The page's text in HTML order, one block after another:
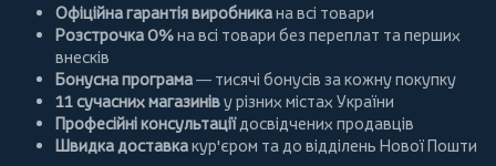
Офіційна гарантія виробникана всі товари
Розстрочка 0%на всі товари без переплат та перших
внесків
Бонусна програма— тисячі бонусів за кожну покупку
11 сучасних магазиніву різних містах України
Професійні консультаціїдосвідчених продавців
Швидка доставкакур'єром та до відділень Нової Пошти